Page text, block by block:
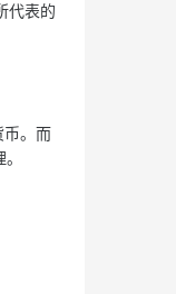
代表的
。而